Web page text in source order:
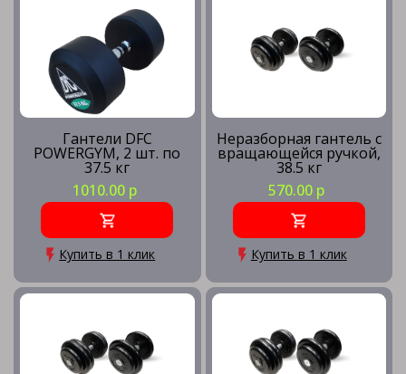
Гантели DFC
POWERGYM, 2 шт. по
37.5 кг
1010.00 р
Купить в 1 клик
Неразборная гантель c
вращающейся ручкой,
38.5 кг
570.00 р
Купить в 1 клик